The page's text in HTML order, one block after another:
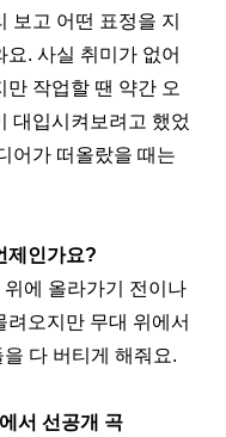
보고 어떤 표정을 지
. 사실 취미가 없어
작업할 땐 약간 오
대입시켜보려고 했었
어가 떠올랐을 때는
제인가요?
에 올라가기 전이나
오지만 무대 위에서
다 버티게 해줘요.
서 선공개 곡